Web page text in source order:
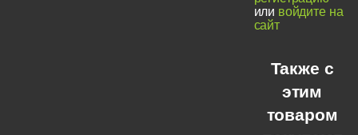
или войдите на
сайт
Также с
этим
товаром